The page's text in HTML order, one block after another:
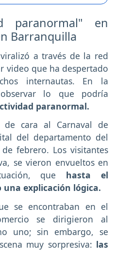
paranormal" en
Barranquilla
a través de la red
video que ha despertado
internautas. En la
lo que podría
paranormal.
de cara al Carnaval de
del departamento del
febrero. Los visitantes
se vieron envueltos en
que hasta el
explicación lógica.
se encontraban en el
se dirigieron al
uno; sin embargo, se
muy sorpresiva: las